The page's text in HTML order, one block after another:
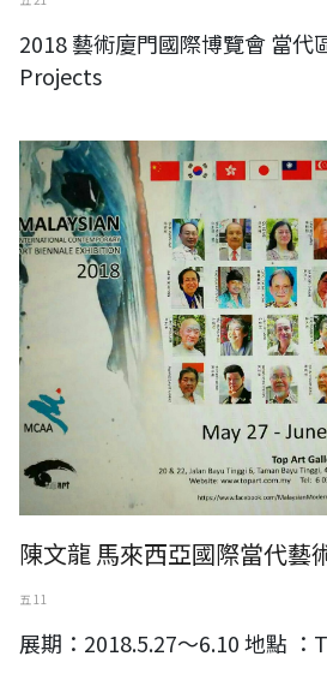
2018 藝術廈門國際博覽會 當代
Projects
馬來西亞國際當代藝術雙年展
陳文龍 馬來西亞國際當代藝
五 11
展期：2018.5.27～6.10 地點